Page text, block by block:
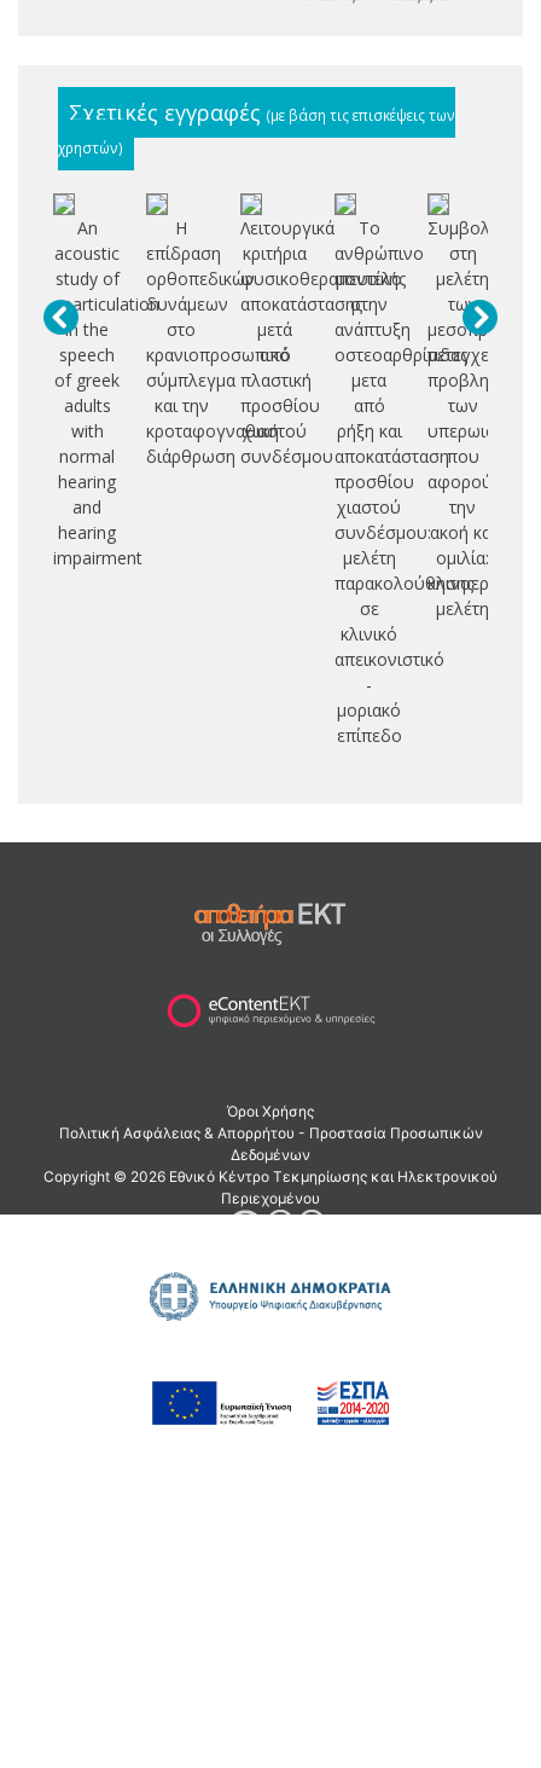
Σχετικές εγγραφές (με βάση τις επισκέψεις των
χρηστών)
An
acoustic
study of
coarticulation
in the
speech
of greek
adults
with
normal
hearing
and
hearing
impairment
Η
επίδραση
ορθοπεδικών
δυνάμεων
στο
κρανιοπροσωπικό
σύμπλεγμα
και την
κροταφογναθική
διάρθρωση
Λειτουργικά
κριτήρια
φυσικοθεραπευτικής
αποκατάστασης
μετά
από
πλαστική
προσθίου
χιαστού
συνδέσμου
Το
ανθρώπινο
μοντέλο
στην
ανάπτυξη
οστεοαρθρίτιδας
μετα
από
ρήξη και
αποκατάσταση
προσθίου
χιαστού
συνδέσμου:
μελέτη
παρακολούθησης
σε
κλινικό
απεικονιστικό
-
μοριακό
επίπεδο
Συμβολή
στη
μελέτη
των
προβλημάτων
των
που
αφορούν
την
ακοή και
ομιλία:
μελέτη